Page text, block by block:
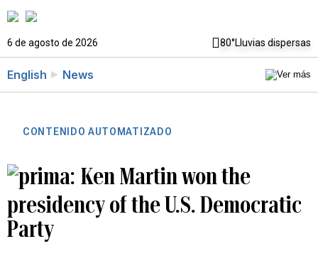
6 de agosto de 2026 80°Lluvias dispersas
English News
CONTENIDO AUTOMATIZADO
Ken Martin won the
presidency of the U.S. Democratic
Party